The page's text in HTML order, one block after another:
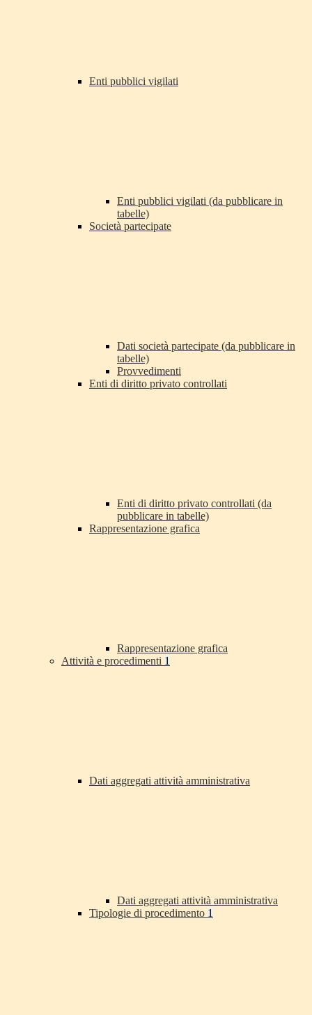
Enti pubblici vigilati
Enti pubblici vigilati (da pubblicare in
tabelle)
Società partecipate
Dati società partecipate (da pubblicare in
tabelle)
Provvedimenti
Enti di diritto privato controllati
Enti di diritto privato controllati (da
pubblicare in tabelle)
Rappresentazione grafica
Rappresentazione grafica
Attività e procedimenti 1
Dati aggregati attività amministrativa
Dati aggregati attività amministrativa
Tipologie di procedimento 1